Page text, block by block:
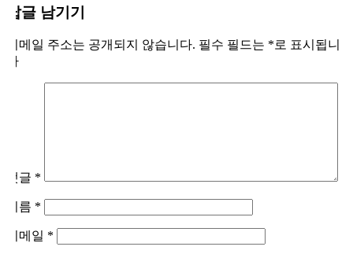
답글 남기기
이메일 주소는 공개되지 않습니다. 필수 필드는 *로 표시됩니
다
댓글 *
이름 *
이메일 *